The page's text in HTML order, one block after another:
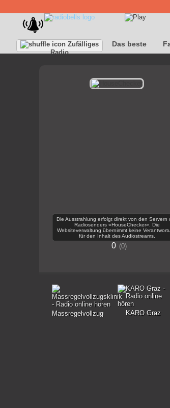
Zufälliges
Radio
Das beste
Die Ausstrahlung erfolgt direkt von den Servern
Radiosenders «HouseChecker». Die
Websiteverwaltung übernimmt keine
für den Inhalt des Audiostreams.
0 0
Massregelvollzugsklinik KARO Graz